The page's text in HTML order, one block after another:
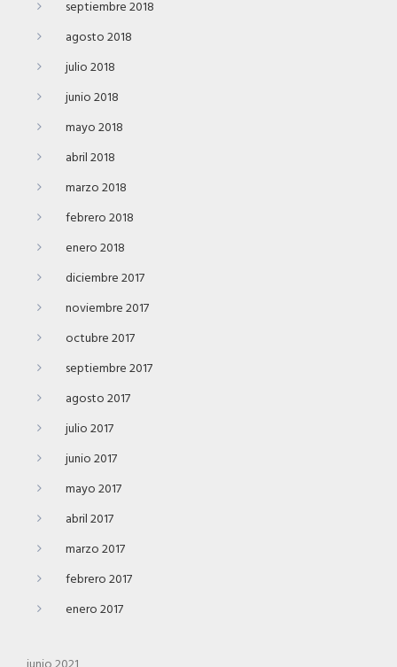
septiembre 2018
agosto 2018
julio 2018
junio 2018
mayo 2018
abril 2018
marzo 2018
febrero 2018
enero 2018
diciembre 2017
noviembre 2017
octubre 2017
septiembre 2017
agosto 2017
julio 2017
junio 2017
mayo 2017
abril 2017
marzo 2017
febrero 2017
enero 2017